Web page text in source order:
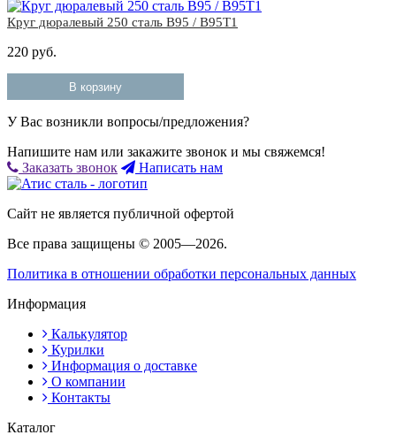
Круг дюралевый 250 сталь В95 / В95Т1
220 руб.
В корзину
У Вас возникли вопросы/предложения?
Напишите нам или закажите звонок и мы свяжемся!
Заказать звонок
Написать нам
Сайт не является публичной офертой
Все права защищены © 2005—2026.
Политика в отношении обработки персональных данных
Информация
Калькулятор
Курилки
Информация о доставке
О компании
Контакты
Каталог